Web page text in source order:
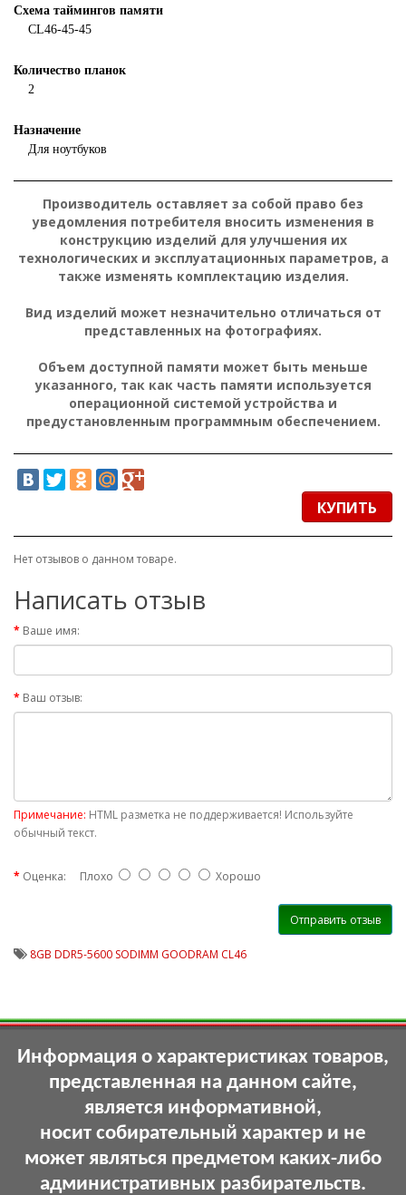
Схема таймингов памяти
CL46-45-45
Количество планок
2
Назначение
Для ноутбуков
Производитель оставляет за собой право без
уведомления потребителя вносить изменения в
конструкцию изделий для улучшения их
технологических и эксплуатационных параметров, а
также изменять комплектацию изделия.
Вид изделий может незначительно отличаться от
представленных на фотографиях.
Объем доступной памяти может быть меньше
указанного, так как часть памяти используется
операционной системой устройства и
предустановленным программным обеспечением.
КУПИТЬ
Нет отзывов о данном товаре.
Написать отзыв
Ваше имя:
Ваш отзыв:
Примечание: HTML разметка не поддерживается! Используйте
обычный текст.
Оценка: Плохо Хорошо
Отправить отзыв
8GB DDR5-5600 SODIMM GOODRAM CL46
Информация о характеристиках товаров,
представленная на данном сайте,
является информативной,
носит собирательный характер и не
может являться предметом каких-либо
административных разбирательств.